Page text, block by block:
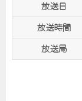
放送日
放送時間
放送局